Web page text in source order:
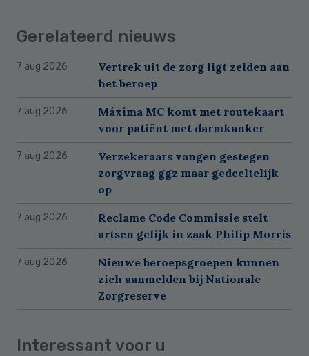
Gerelateerd nieuws
7 aug 2026
Vertrek uit de zorg ligt zelden aan
het beroep
7 aug 2026
Máxima MC komt met routekaart
voor patiënt met darmkanker
7 aug 2026
Verzekeraars vangen gestegen
zorgvraag ggz maar gedeeltelijk
op
7 aug 2026
Reclame Code Commissie stelt
artsen gelijk in zaak Philip Morris
7 aug 2026
Nieuwe beroepsgroepen kunnen
zich aanmelden bij Nationale
Zorgreserve
Interessant voor u